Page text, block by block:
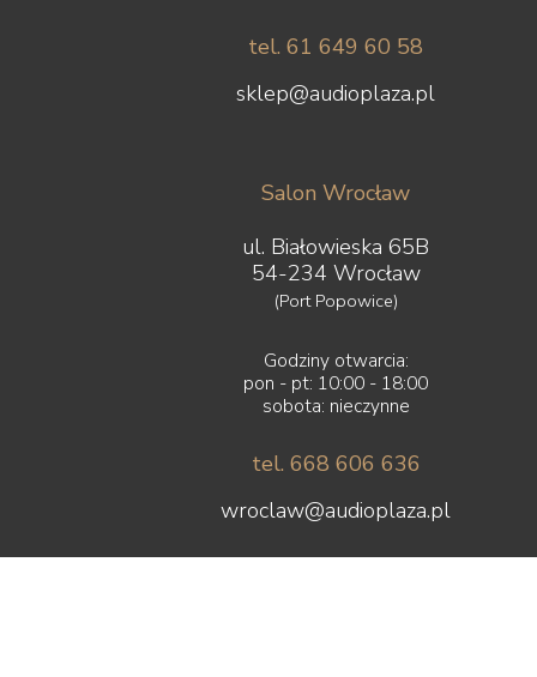
tel. 61 649 60 58
sklep@audioplaza.pl
Salon Wrocław
ul. Białowieska 65B
54-234 Wrocław
(Port Popowice)
Godziny otwarcia:
pon - pt: 10:00 - 18:00
sobota: nieczynne
tel. 668 606 636
wroclaw@audioplaza.pl